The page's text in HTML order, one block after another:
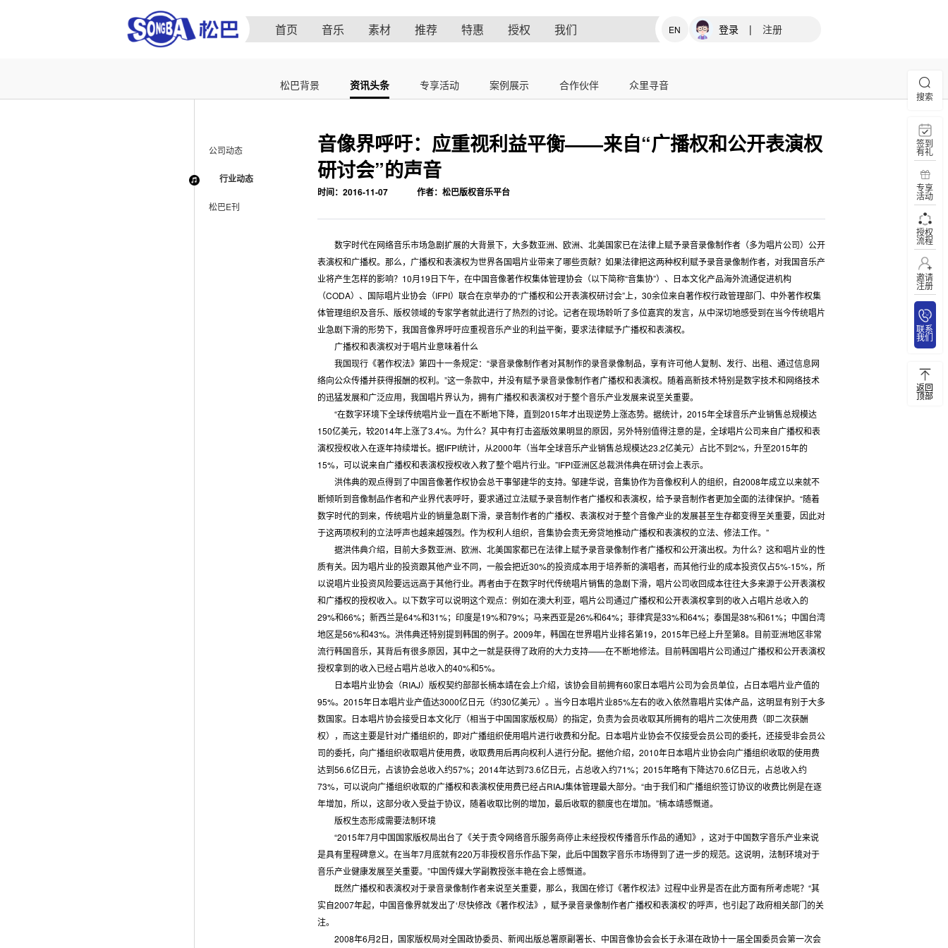
首页 音乐 素材 推荐 特惠 授权 我们 EN 登录 | 注册
松巴背景 资讯头条 专享活动 案例展示 合作伙伴 众里寻音
公司动态
行业动态
松巴E刊
音像界呼吁：应重视利益平衡——来自“广播权和公开表演权
研讨会”的声音
时间：2016-11-07 作者：松巴版权音乐平台
数字时代在网络音乐市场急剧扩展的大背景下，大多数亚洲、欧洲、北美国家已在法律上赋予录音录像制作者（多为唱片公司）公开
表演权和广播权。那么，广播权和表演权为世界各国唱片业带来了哪些贡献？如果法律把这两种权利赋予录音录像制作者，对我国音乐产
业将产生怎样的影响？10月19日下午，在中国音像著作权集体管理协会（以下简称“音集协”）、日本文化产品海外流通促进机构
（CODA）、国际唱片业协会（IFPI）联合在京举办的“广播权和公开表演权研讨会”上，30余位来自著作权行政管理部门、中外著作权集
体管理组织及音乐、版权领域的专家学者就此进行了热烈的讨论。记者在现场聆听了多位嘉宾的发言，从中深切地感受到在当今传统唱片
业急剧下滑的形势下，我国音像界呼吁应重视音乐产业的利益平衡，要求法律赋予广播权和表演权。
广播权和表演权对于唱片业意味着什么
我国现行《著作权法》第四十一条规定：“录音录像制作者对其制作的录音录像制品，享有许可他人复制、发行、出租、通过信息网
络向公众传播并获得报酬的权利。”这一条款中，并没有赋予录音录像制作者广播权和表演权。随着高新技术特别是数字技术和网络技术
的迅猛发展和广泛应用，我国唱片界认为，拥有广播权和表演权对于整个音乐产业发展来说至关重要。
“在数字环境下全球传统唱片业一直在不断地下降，直到2015年才出现逆势上涨态势。据统计，2015年全球音乐产业销售总规模达
150亿美元，较2014年上涨了3.4%。为什么？其中有打击盗版效果明显的原因，另外特别值得注意的是，全球唱片公司来自广播权和表
演权授权收入在逐年持续增长。据IFPI统计，从2000年（当年全球音乐产业销售总规模达23.2亿美元）占比不到2%，升至2015年的
15%，可以说来自广播权和表演权授权收入救了整个唱片行业。”IFPI亚洲区总裁洪伟典在研讨会上表示。
洪伟典的观点得到了中国音像著作权协会总干事邹建华的支持。邹建华说，音集协作为音像权利人的组织，自2008年成立以来就不
断倾听到音像制品作者和产业界代表呼吁，要求通过立法赋予录音制作者广播权和表演权，给予录音制作者更加全面的法律保护。“随着
数字时代的到来，传统唱片业的销量急剧下滑，录音制作者的广播权、表演权对于整个音像产业的发展甚至生存都变得至关重要，因此对
于这两项权利的立法呼声也越来越强烈。作为权利人组织，音集协会责无旁贷地推动广播权和表演权的立法、修法工作。”
据洪伟典介绍，目前大多数亚洲、欧洲、北美国家都已在法律上赋予录音录像制作者广播权和公开演出权。为什么？这和唱片业的性
质有关。因为唱片业的投资跟其他产业不同，一般会把近30%的投资成本用于培养新的演唱者，而其他行业的成本投资仅占5%-15%，所
以说唱片业投资风险要远远高于其他行业。再者由于在数字时代传统唱片销售的急剧下滑，唱片公司收回成本往往大多来源于公开表演权
和广播权的授权收入。以下数字可以说明这个观点：例如在澳大利亚，唱片公司通过广播权和公开表演权拿到的收入占唱片总收入的
29%和66%；新西兰是64%和31%；印度是19%和79%；马来西亚是26%和64%；菲律宾是33%和64%；泰国是38%和61%；中国台湾
地区是56%和43%。洪伟典还特别提到韩国的例子。2009年，韩国在世界唱片业排名第19，2015年已经上升至第8。目前亚洲地区非常
流行韩国音乐，其背后有很多原因，其中之一就是获得了政府的大力支持——在不断地修法。目前韩国唱片公司通过广播权和公开表演权
授权拿到的收入已经占唱片总收入的40%和5%。
日本唱片业协会（RIAJ）版权契约部部长楠本靖在会上介绍，该协会目前拥有60家日本唱片公司为会员单位，占日本唱片业产值的
95%。2015年日本唱片业产值达3000亿日元（约30亿美元）。当今日本唱片业85%左右的收入依然靠唱片实体产品，这明显有别于大多
数国家。日本唱片协会接受日本文化厅（相当于中国国家版权局）的指定，负责为会员收取其所拥有的唱片二次使用费（即二次获酬
权），而这主要是针对广播组织的，即对广播组织使用唱片进行收费和分配。日本唱片业协会不仅接受会员公司的委托，还接受非会员公
司的委托，向广播组织收取唱片使用费，收取费用后再向权利人进行分配。据他介绍，2010年日本唱片业协会向广播组织收取的使用费
达到56.6亿日元，占该协会总收入约57%；2014年达到73.6亿日元，占总收入约71%；2015年略有下降达70.6亿日元，占总收入约
73%，可以说向广播组织收取的广播权和表演权使用费已经占RIAJ集体管理最大部分。“由于我们和广播组织签订协议的收费比例是在逐
年增加，所以，这部分收入受益于协议，随着收取比例的增加，最后收取的额度也在增加。”楠本靖感慨道。
版权生态形成需要法制环境
“2015年7月中国国家版权局出台了《关于责令网络音乐服务商停止未经授权传播音乐作品的通知》，这对于中国数字音乐产业来说
是具有里程碑意义。在当年7月底就有220万非授权音乐作品下架，此后中国数字音乐市场得到了进一步的规范。这说明，法制环境对于
音乐产业健康发展至关重要。”中国传媒大学副教授张丰艳在会上感慨道。
既然广播权和表演权对于录音录像制作者来说至关重要，那么，我国在修订《著作权法》过程中业界是否在此方面有所考虑呢？“其
实自2007年起，中国音像界就发出了‘尽快修改《著作权法》，赋予录音录像制作者广播权和表演权’的呼声，也引起了政府相关部门的关
注。
2008年6月2日，国家版权局对全国政协委员、新闻出版总署原副署长、中国音像协会会长于永湛在政协十一届全国委员会第一次会
搜索
签到
有礼
专享
活动
授权
流程
邀请
注册
联系
我们
返回
顶部